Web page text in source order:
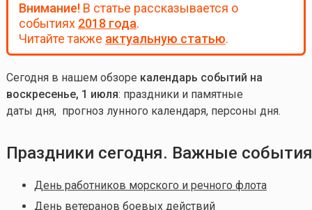
Внимание!В статье рассказывается о
событиях 2018 года.
Читайте также актуальную статью.
Сегодня в нашем обзоре календарь событий на
воскресенье, 1 июля: праздники и памятные
даты дня, прогноз лунного календаря, персоны дня.
Праздники сегодня. Важные
День работников морского и речного флота
День ветеранов боевых действий